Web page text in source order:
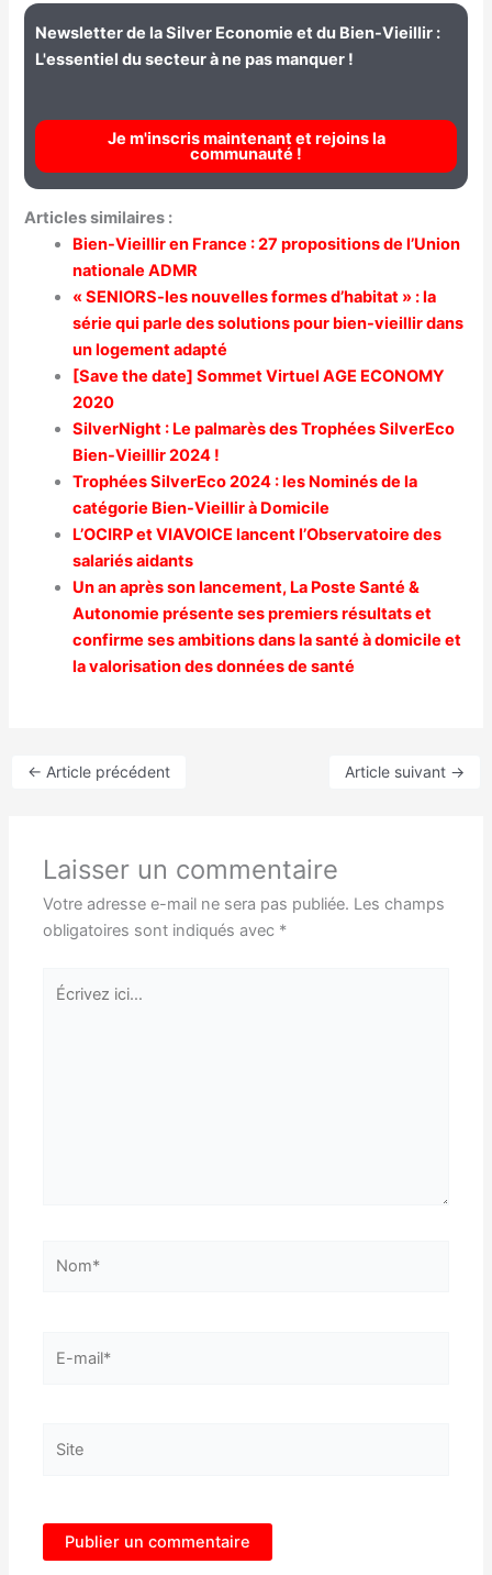
Newsletter de la Silver Economie et du Bien-Vieillir :
L'essentiel du secteur à ne pas manquer !
Je m'inscris maintenant et rejoins la
communauté !
Articles similaires :
Bien-Vieillir en France : 27 propositions de l’Union
nationale ADMR
« SENIORS-les nouvelles formes d’habitat » : la
série qui parle des solutions pour bien-vieillir dans
un logement adapté
[Save the date] Sommet Virtuel AGE ECONOMY
2020
SilverNight : Le palmarès des Trophées SilverEco
Bien-Vieillir 2024 !
Trophées SilverEco 2024 : les Nominés de la
catégorie Bien-Vieillir à Domicile
L’OCIRP et VIAVOICE lancent l’Observatoire des
salariés aidants
Un an après son lancement, La Poste Santé &
Autonomie présente ses premiers résultats et
confirme ses ambitions dans la santé à domicile et
la valorisation des données de santé
← Article précédent Article suivant →
Laisser un commentaire
Votre adresse e-mail ne sera pas publiée. Les champs
obligatoires sont indiqués avec *
Écrivez
ici…
mail*